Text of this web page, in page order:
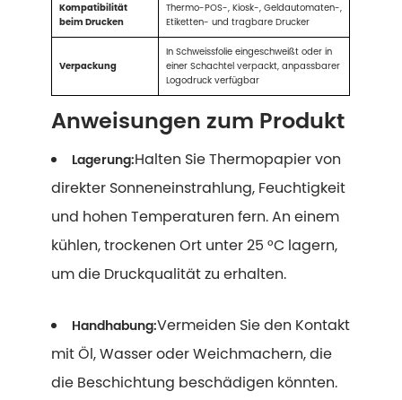
Kompatibilität
beim Drucken
Thermo-POS-, Kiosk-, Geldautomaten-,
Etiketten- und tragbare Drucker
Verpackung
In Schweissfolie eingeschweißt oder in
einer Schachtel verpackt, anpassbarer
Logodruck verfügbar
Anweisungen zum Produkt
Lagerung:Halten Sie Thermopapier von
direkter Sonneneinstrahlung, Feuchtigkeit
und hohen Temperaturen fern. An einem
kühlen, trockenen Ort unter 25 °C lagern,
um die Druckqualität zu erhalten.
Handhabung:Vermeiden Sie den Kontakt
mit Öl, Wasser oder Weichmachern, die
die Beschichtung beschädigen könnten.